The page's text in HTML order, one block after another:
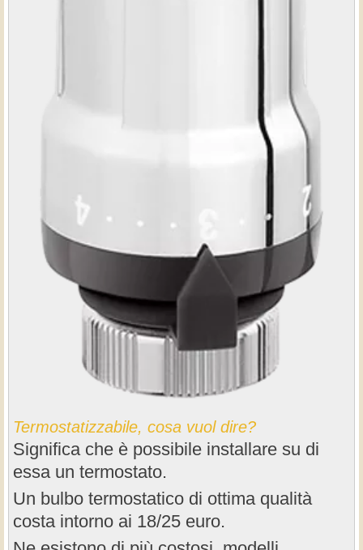
Termostatizzabile, cosa vuol dire?
Significa che è possibile installare su di
essa un termostato.
Un bulbo termostatico di ottima qualità
costa intorno ai 18/25 euro.